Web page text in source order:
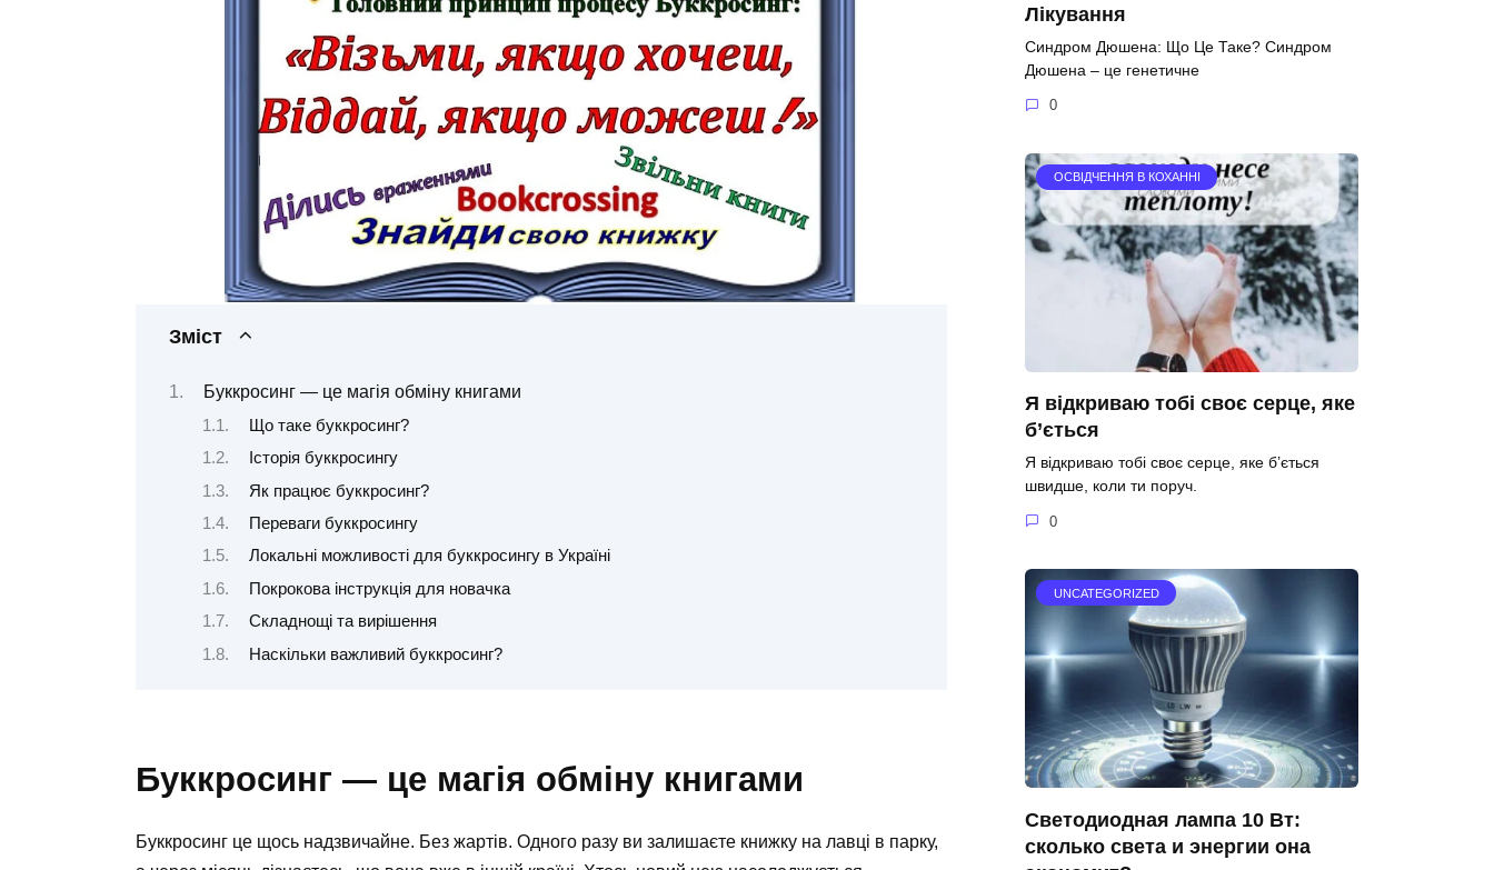
Зміст
Буккросинг — це магія обміну книгами
Що таке буккросинг?
Історія буккросингу
Як працює буккросинг?
Переваги буккросингу
Локальні можливості для буккросингу в Україні
Покрокова інструкція для новачка
Складнощі та вирішення
Наскільки важливий буккросинг?
Буккросинг — це магія обміну книгами
Буккросинг це щось надзвичайне. Без жартів. Одного разу ви залишаєте книжку на лавці в парку,
Лікування
Синдром Дюшена: Що Це Таке? Синдром
Дюшена – це генетичне
0
ОСВІДЧЕННЯ В КОХАННІ
Я відкриваю тобі своє серце, яке
б’ється
Я відкриваю тобі своє серце, яке б’ється
швидше, коли ти поруч.
0
UNCATEGORIZED
Светодиодная лампа 10 Вт:
сколько света и энергии она